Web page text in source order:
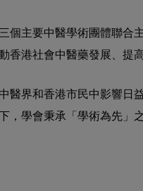
個主要中醫學術團體聯
香港社會中醫藥發展、提
醫界和香港市民中影響日
，學會秉承「學術為先